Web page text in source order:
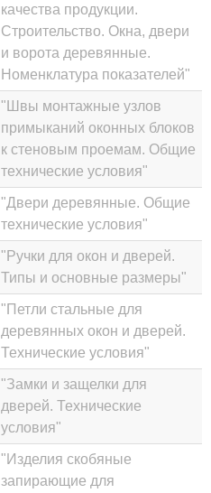
качества продукции.
Строительство. Окна, двери
и ворота деревянные.
Номенклатура показателей"
"Швы монтажные узлов
примыканий оконных блоков
к стеновым проемам. Общие
технические условия"
"Двери деревянные. Общие
технические условия"
"Ручки для окон и дверей.
Типы и основные размеры"
"Петли стальные для
деревянных окон и дверей.
Технические условия"
"Замки и защелки для
дверей. Технические
условия"
"Изделия скобяные
запирающие для